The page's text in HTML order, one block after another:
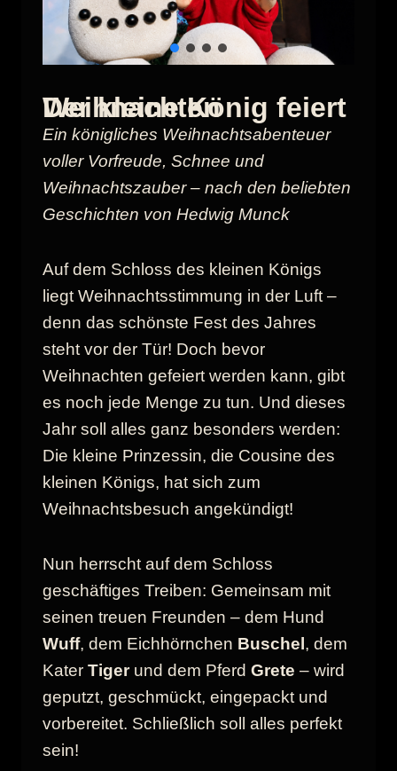
Der kleine König feiert Weihnachten
Ein königliches Weihnachtsabenteuer
voller Vorfreude, Schnee und
Weihnachtszauber – nach den beliebten
Geschichten von Hedwig Munck
Auf dem Schloss des kleinen Königs
liegt Weihnachtsstimmung in der Luft –
denn das schönste Fest des Jahres
steht vor der Tür! Doch bevor
Weihnachten gefeiert werden kann, gibt
es noch jede Menge zu tun. Und dieses
Jahr soll alles ganz besonders werden:
Die kleine Prinzessin, die Cousine des
kleinen Königs, hat sich zum
Weihnachtsbesuch angekündigt!
Nun herrscht auf dem Schloss
geschäftiges Treiben: Gemeinsam mit
seinen treuen Freunden – dem Hund
Wuff, dem Eichhörnchen Buschel , dem
Kater Tigerund dem Pferd Grete – wird
geputzt, geschmückt, eingepackt und
vorbereitet. Schließlich soll alles perfekt
sein!